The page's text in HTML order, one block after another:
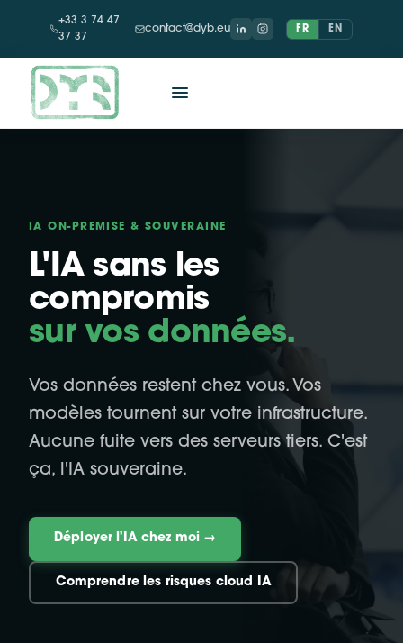
+33 3 74 47
37 37
contact@dyb.eu FR EN
IA ON-PREMISE & SOUVERAINE
L'IA sans les
compromis
sur vos données.
Vos données restent chez vous. Vos
modèles tournent sur votre infrastructure.
Aucune fuite vers des serveurs tiers. C'est
ça, l'IA souveraine.
Déployer l'IA chez moi →
Comprendre les risques cloud IA